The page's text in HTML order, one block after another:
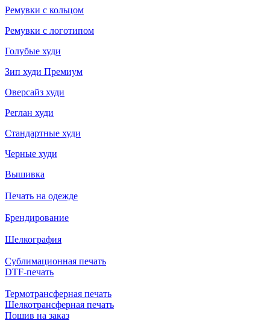
Ремувки с кольцом
Ремувки с логотипом
Голубые худи
Зип худи Премиум
Оверсайз худи
Реглан худи
Стандартные худи
Черные худи
Вышивка
Печать на одежде
Брендирование
Шелкография
Сублимационная печать
DTF-печать
Термотрансферная печать
Шелкотрансферная печать
Пошив на заказ